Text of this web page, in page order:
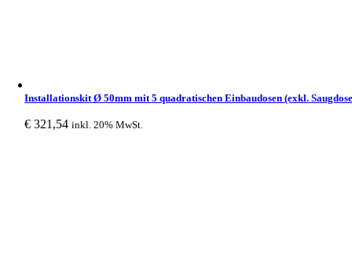
Installationskit Ø 50mm mit 5 quadratischen Einbaudosen (exkl.
€ 321,54 inkl. 20% MwSt.